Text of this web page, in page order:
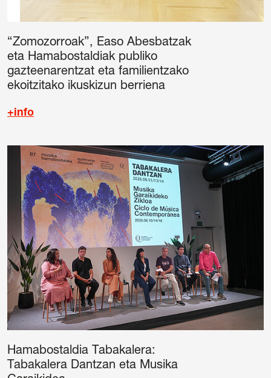
“Zomozorroak”, Easo Abesbatzak
eta Hamabostaldiak publiko
gazteenarentzat eta familientzako
ekoitzitako ikuskizun berriena
+info
Hamabostaldia Tabakalera:
Tabakalera Dantzan eta Musika